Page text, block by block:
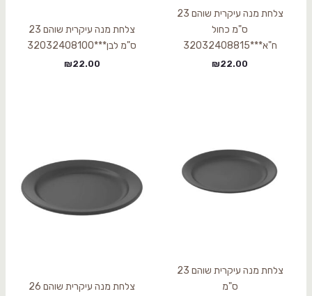
צלחת מנה עיקרית שוהם 23
ס"מ כחול
ח"א***32032408815
₪22.00
צלחת מנה עיקרית שוהם 23
ס"מ לבן***32032408100
₪22.00
צלחת מנה עיקרית שוהם 23
ס"מ
צלחת מנה עיקרית שוהם 26